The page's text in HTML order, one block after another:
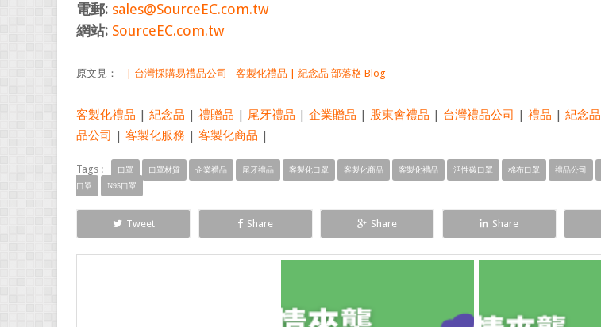
電郵: sales@SourceEC.com.tw
網站: SourceEC.com.tw
原文見： - | 台灣採購易禮品公司 - 客製化禮品 | 紀念品 部落格 Blog
客製化禮品 | 紀念品 | 禮贈品 | 尾牙禮品 | 企業贈品 | 股東會禮品 | 台灣禮品公司 | 禮品 | 紀念品
品公司 | 客製化服務 | 客製化商品 |
Tags : 口罩 口罩材質 企業禮品 尾牙禮品 客製化口罩 客製化商品 客製化禮品 活性碳口罩 棉布口罩 禮品公司
口罩
N95口罩
Tweet Share Share Share